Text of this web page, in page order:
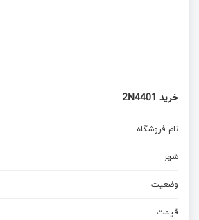
خرید 2N4401
نام فروشگاه
شهر
وضعیت
قیمت